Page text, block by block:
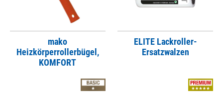
mako
Heizkörperrollerbügel,
KOMFORT
ELITE Lackroller-
Ersatzwalzen